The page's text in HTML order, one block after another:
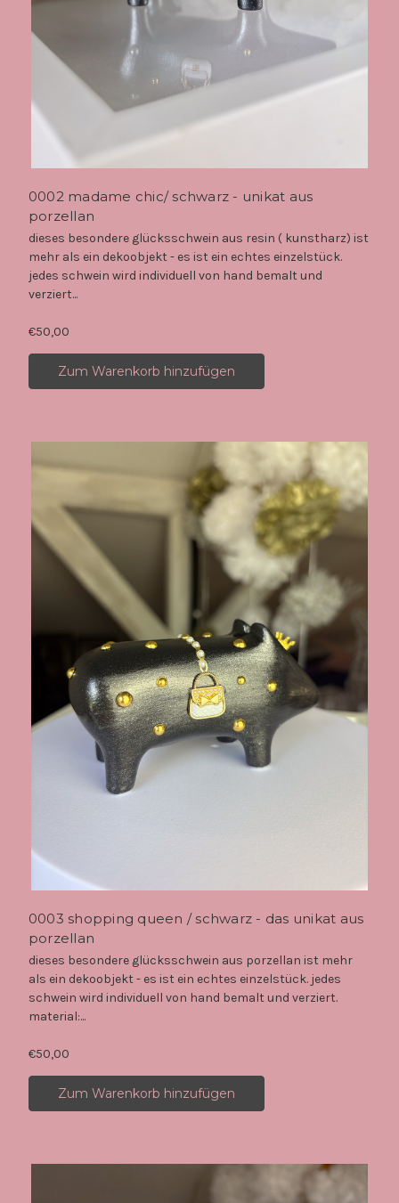
0002 madame chic/ schwarz - unikat aus
porzellan
dieses besondere glücksschwein aus resin ( kunstharz) ist
mehr als ein dekoobjekt - es ist ein echtes einzelstück.
jedes schwein wird individuell von hand bemalt und
verziert...
€50,00
Zum Warenkorb hinzufügen
0003 shopping queen / schwarz - das unikat aus
porzellan
dieses besondere glücksschwein aus porzellan ist mehr
als ein dekoobjekt - es ist ein echtes einzelstück. jedes
schwein wird individuell von hand bemalt und verziert.
material:...
€50,00
Zum Warenkorb hinzufügen